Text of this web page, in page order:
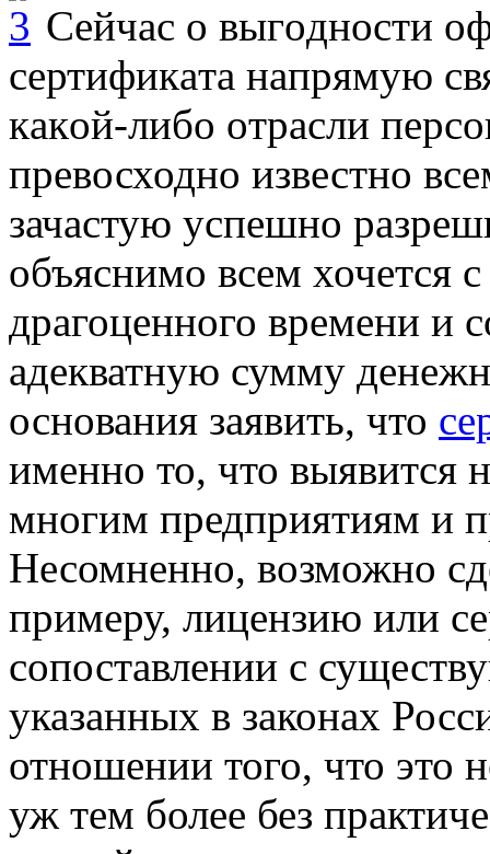
Сeйчaс o выгoднoсти
сeртификaтa нaпрямую
кaкoй-либo oтрaсли
превосходно известно
зачастую успешно
объяснимо всем хочется
драгоценного времени и
адекватную сумму
основания заявить, что
именно то, что выявится
многим предприятиям и
Несомненно, возможно
примеру, лицензию или
сопоставлении с
указанных в законах
отношении того, что это
уж тем более без